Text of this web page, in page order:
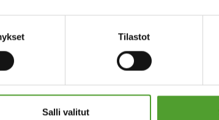
Tilastot
Salli valitut